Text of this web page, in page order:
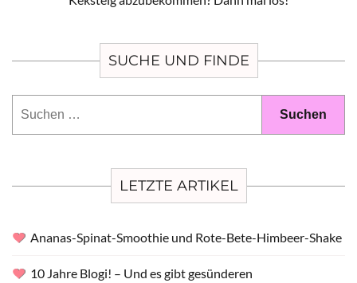
SUCHE UND FINDE
LETZTE ARTIKEL
Ananas-Spinat-Smoothie und Rote-Bete-Himbeer-Shake
10 Jahre Blogi! – Und es gibt gesünderen